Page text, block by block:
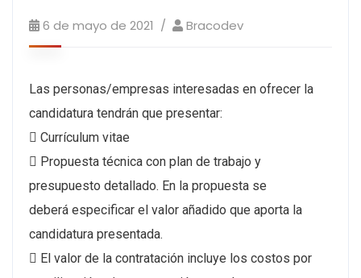
6 de mayo de 2021 Bracodev
Las personas/empresas interesadas en ofrecer la
candidatura tendrán que presentar:
 Currículum vitae
 Propuesta técnica con plan de trabajo y
presupuesto detallado. En la propuesta se
deberá especificar el valor añadido que aporta la
candidatura presentada.
 El valor de la contratación incluye los costos por